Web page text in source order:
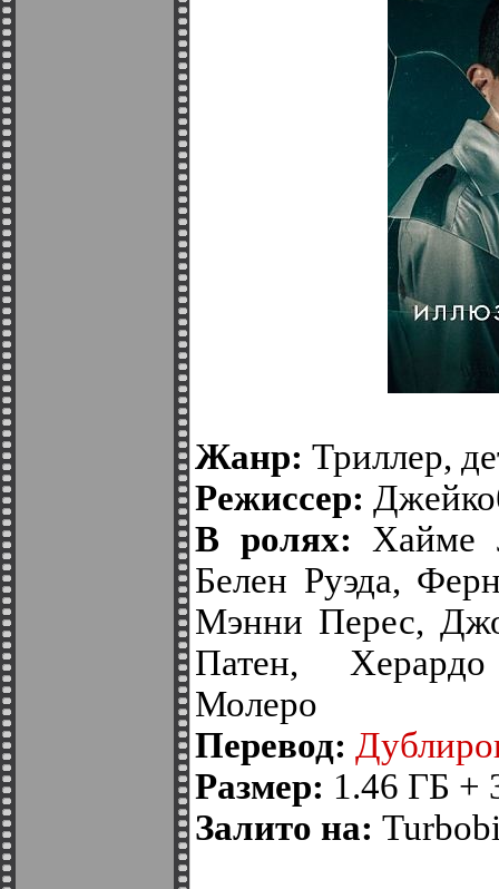
Жанр: Триллер,
Режиссер:
В ролях: Хайме
Белен Руэда,
Мэнни Перес,
Патен,
Молеро
Перевод:
Размер: 1.46 ГБ +
Залито на: